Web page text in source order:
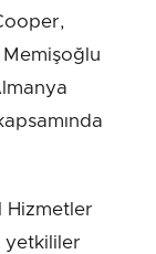
Memişoğlu
Hizmetler
yetkililer